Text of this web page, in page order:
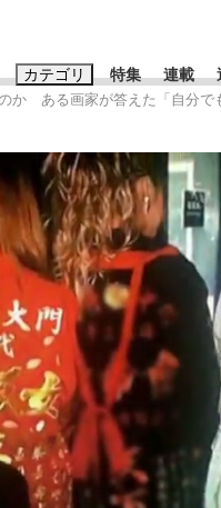
カテゴリ
初めて明かした日本代表監
特集 連載
のキーワードタグ一覧
#三山凌輝 #高市早苗
郎
#亀和田武
か ある画家が答えた「自分で